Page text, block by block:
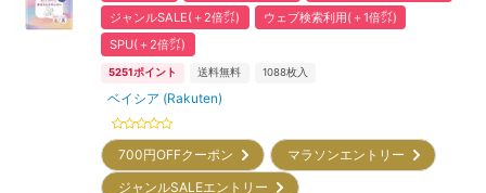
ジャンルSALE(＋2倍㌽)
ウェブ検索利用(＋1倍㌽)
SPU(＋2倍㌽)
5251ポイント 送料無料 1088枚入
ベイシア (Rakuten)
700円OFFクーポン
マラソンエントリー
ジャンルSALEエントリー